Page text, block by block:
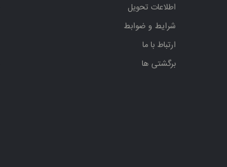
اطلاعات تحویل
شرایط و ضوابط
ارتباط با ما
برگشتی ها